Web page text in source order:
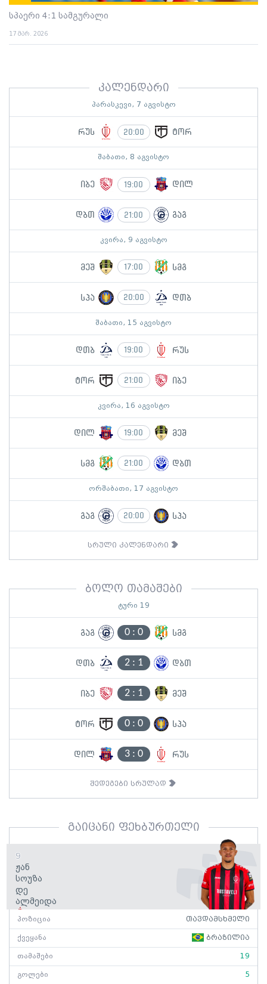
კალენდარი
პარასკევი, 7 აგვისტო
რუს 20:00 ტორ
შაბათი, 8 აგვისტო
იბე 19:00 დილ
დბთ 21:00 გაგ
კვირა, 9 აგვისტო
მეშ 17:00 სმგ
სპა 20:00 დთბ
შაბათი, 15 აგვისტო
დთბ 19:00 რუს
ტორ 21:00 იბე
კვირა, 16 აგვისტო
დილ 19:00 მეშ
სმგ 21:00 დბთ
ორშაბათი, 17 აგვისტო
გაგ 20:00 სპა
სრული კალენდარი
ბოლო თამაშები
ტური 19
გაგ 0: 0 სმგ
დთბ 2: 1 დბთ
იბე 2: 1 მეშ
ტორ 0: 0 სპა
დილ 3: 0 რუს
შედეგები სრულად
გაიცანი ფეხბურთელი
9
Ჟან
Სოუზა
Დე
Ალმეიდა
პოზიცია თავდამსხმელი
ქვეყანა ბრაზილია
თამაშები 19
გოლები 5
სპაერი 4:1 სამგურალი
17 მარ. 2026